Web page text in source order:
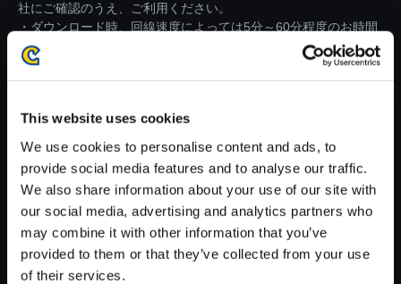
This website uses cookies
We use cookies to personalise content and ads, to
provide social media features and to analyse our traffic.
We also share information about your use of our site with
our social media, advertising and analytics partners who
may combine it with other information that you’ve
provided to them or that they’ve collected from your use
of their services.
社にご確認のうえ、ご利用ください。
・ダウンロード時、回線速度によっては5分～60分程度のお時間
がかかる場合がございます。
※ご購入いただいたファイルのダウンロードの際には、通信環境
が安定しているWifi環境でお試しください。
【単曲】モンスターハンター：
ワールド オリジナル・サウンド
トラック 虎視 -Hide a breath-